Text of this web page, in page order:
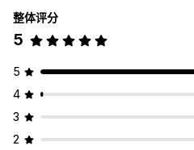
整体评分
5
5
4
3
2